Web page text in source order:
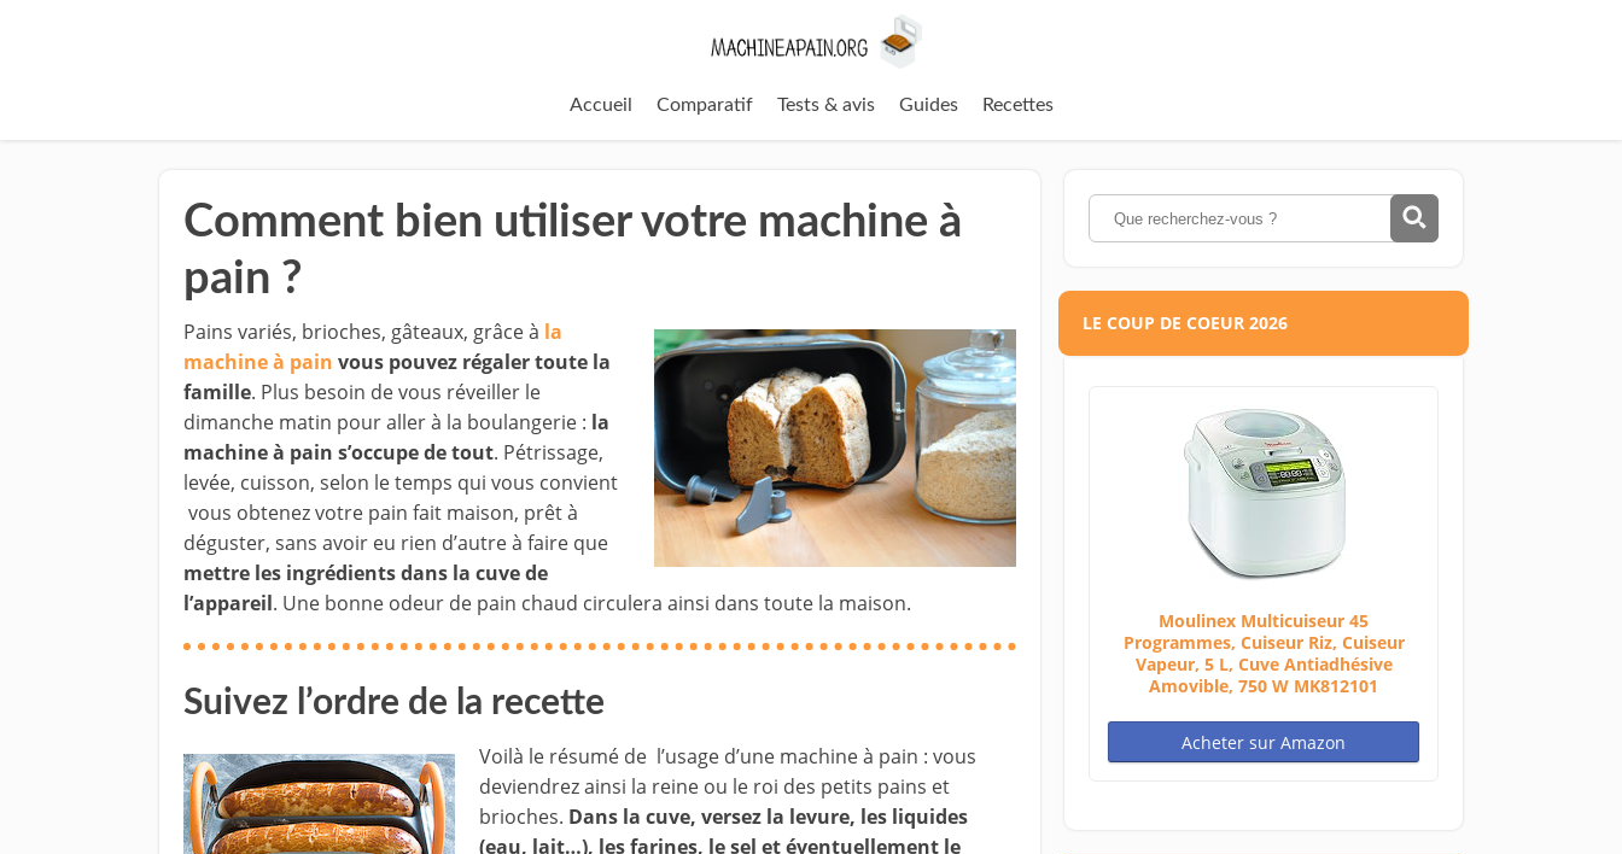
Accueil Comparatif Tests & avis Guides Recettes
Comment bien utiliser votre machine à
pain ?
Pains variés, brioches, gâteaux, grâce à la
machine à pain vous pouvez régaler toute la
famille. Plus besoin de vous réveiller le
dimanche matin pour aller à la boulangerie : la
machine à pain s’occupe de tout. Pétrissage,
levée, cuisson, selon le temps qui vous convient
vous obtenez votre pain fait maison, prêt à
déguster, sans avoir eu rien d’autre à faire que
mettre les ingrédients dans la cuve de
l’appareil. Une bonne odeur de pain chaud circulera ainsi dans toute la maison.
Suivez l’ordre de la recette
Voilà le résumé de l’usage d’une machine à pain : vous
deviendrez ainsi la reine ou le roi des petits pains et
brioches. Dans la cuve, versez la levure, les liquides
(eau, lait…), les farines, le sel et éventuellement le
LE COUP DE COEUR 2026
Moulinex Multicuiseur 45
Programmes, Cuiseur Riz, Cuiseur
Vapeur, 5 L, Cuve Antiadhésive
Amovible, 750 W MK812101
Acheter sur Amazon